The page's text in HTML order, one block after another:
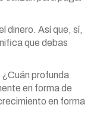
dinero. Así que, sí,
que debas
¿Cuán profunda
en forma de
en forma